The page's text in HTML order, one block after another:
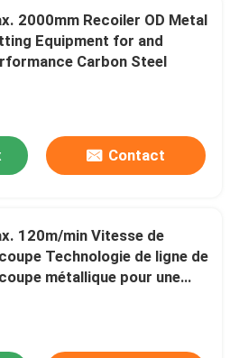
2000mm Recoiler OD Metal
Equipment for and
Carbon Steel
Contact
120m/min Vitesse de
Technologie de ligne de
métallique pour une